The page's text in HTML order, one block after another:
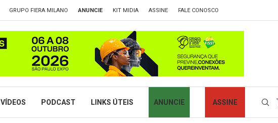
GRUPO FIERA MILANO ANUNCIE KIT MIDIA ASSINE FALE CONOSCO
VÍDEOS PODCAST LINKS ÚTEIS ANUNCIE ASSINE